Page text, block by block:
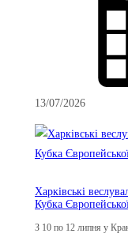
13/07/2026
Харківські
Кубка
З 10 по 12 липня у